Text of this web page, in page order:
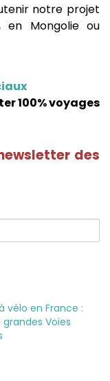
notre projet
en Mongolie ou
100% voyages
des
vélo en France :
Voies